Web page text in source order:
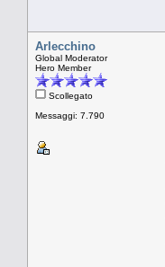
Arlecchino
Global Moderator
Hero Member
Scollegato
Messaggi: 7.790